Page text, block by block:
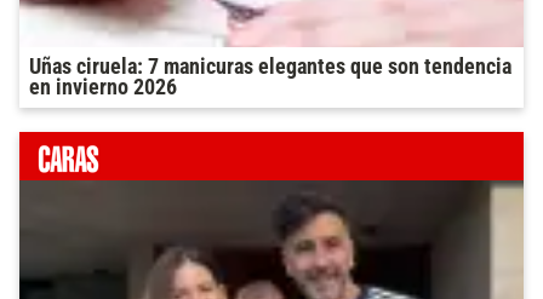
Uñas ciruela: 7 manicuras elegantes que son tendencia
en invierno 2026